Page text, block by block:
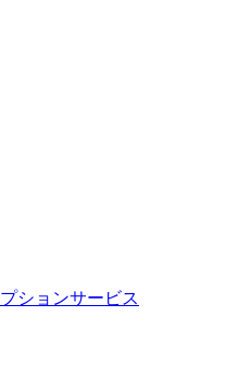
ションサービス